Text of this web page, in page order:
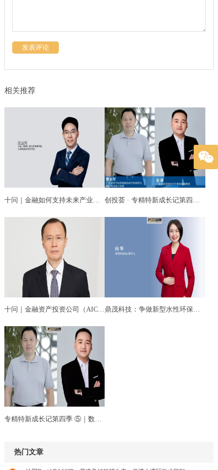
发表评论
相关推荐
十问｜金融资产投资公司（AIC）股权投资如何打... 鼎茂科技：争做新型水性环保材料创新先锋，为...
热门文章